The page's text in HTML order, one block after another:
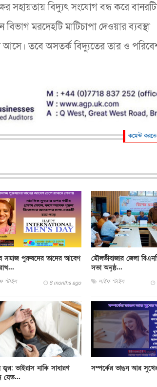
সহায়তায় বিদ্যুৎ সংযোগ বন্ধ করে
মরদেহটি মাটিচাপা দেওয়ার ব্যবস্থা
চলে আসে। তবে অসতর্ক বিদ্যুতের তার ও
কমেন্ট
সমাজ পুরুষদের তাদের আবেগ
স্টাইল 8 months ago
মৌলভীবাজার জেলা
সভা অনুষ্ঠ...
লাইফ স্টাইল
ভাইরাস নাকি সাধারণ
যেভ...
সম্পর্কের ভাঙন আর